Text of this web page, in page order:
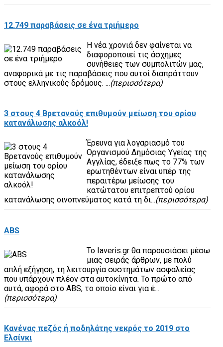
12.749 παραβάσεις σε ένα τριήμερο
Η νέα χρονιά δεν φαίνεται να
διαφοροποιεί τις άσχημες
συνήθειες των συμπολιτών μας,
αναφορικά με τις παραβάσεις που αυτοί διαπράττουν
στους ελληνικούς δρόμους. ...(περισσότερα)
3 στους 4 Βρετανούς επιθυμούν μείωση του ορίου
κατανάλωσης αλκοόλ!
Έρευνα για λογαριασμό του
Οργανισμού Δημόσιας Υγείας της
Αγγλίας, έδειξε πως το 77% των
ερωτηθέντων είναι υπέρ της
περαιτέρω μείωσης του
κατώτατου επιτρεπτού ορίου
κατανάλωσης οινοπνεύματος κατά τη δι...(περισσότερα)
ABS
Το Iaveris.gr θα παρουσιάσει μέσω
μιας σειράς άρθρων, με πολύ
απλή εξήγηση, τη λειτουργία συστημάτων ασφαλείας
που υπάρχουν πλέον στα αυτοκίνητα. Το πρώτο από
αυτά, αφορά στο ABS, το οποίο είναι για έ...
(περισσότερα)
Κανένας πεζός ή ποδηλάτης νεκρός το 2019 στο
Ελσίνκι